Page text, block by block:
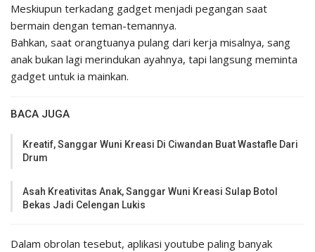
Meskiupun terkadang gadget menjadi pegangan saat
bermain dengan teman-temannya.
Bahkan, saat orangtuanya pulang dari kerja misalnya, sang
anak bukan lagi merindukan ayahnya, tapi langsung meminta
gadget untuk ia mainkan.
BACA JUGA
Kreatif, Sanggar Wuni Kreasi Di Ciwandan Buat Wastafle Dari
Drum
Asah Kreativitas Anak, Sanggar Wuni Kreasi Sulap Botol
Bekas Jadi Celengan Lukis
Dalam obrolan tesebut, aplikasi youtube paling banyak